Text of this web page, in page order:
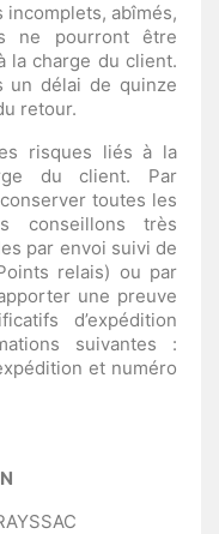
abîmés,
ne pourront être
la charge du client.
un délai de quinze
retour.
risques liés à la
du client. Par
toutes les
conseillons très
par envoi suivi de
relais) ou par
une preuve
d’expédition
suivantes :
et numéro